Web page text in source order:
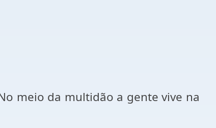
meio da multidão a gente vive na